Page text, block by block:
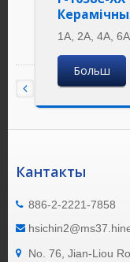
1A, 2A, 4A,
Больш
Кантакты
886-2-2221-7858
No. 76, Jian-Liou